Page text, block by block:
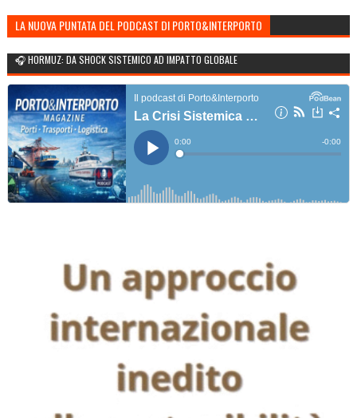
LA NUOVA PUNTATA DEL PODCAST DI PORTO&INTERPORTO
🎧 HORMUZ: DA SHOCK SISTEMICO AD IMPATTO GLOBALE